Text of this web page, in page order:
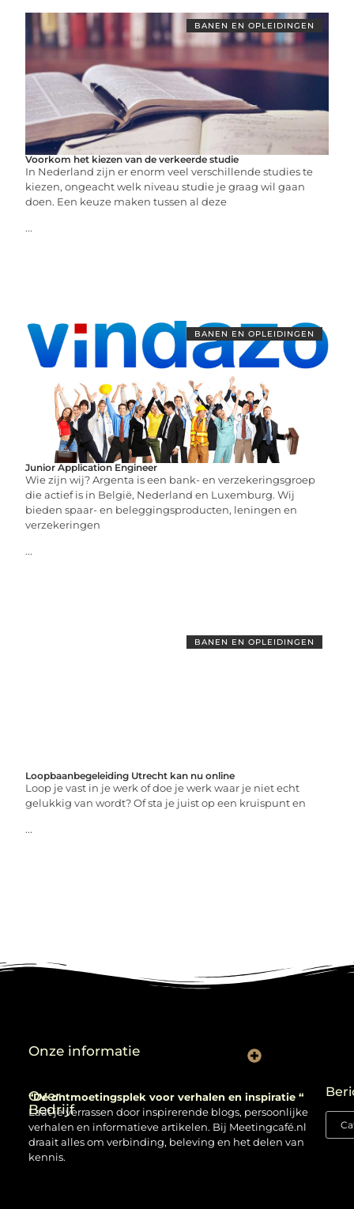
BANEN EN OPLEIDINGEN
Voorkom het kiezen van de verkeerde studie
In Nederland zijn er enorm veel verschillende studies te
kiezen, ongeacht welk niveau studie je graag wil gaan
doen. Een keuze maken tussen al deze
...
BANEN EN OPLEIDINGEN
Junior Application Engineer
Wie zijn wij? Argenta is een bank- en verzekeringsgroep
die actief is in België, Nederland en Luxemburg. Wij
bieden spaar- en beleggingsproducten, leningen en
verzekeringen
...
BANEN EN OPLEIDINGEN
Loopbaanbegeleiding Utrecht kan nu online
Loop je vast in je werk of doe je werk waar je niet echt
gelukkig van wordt? Of sta je juist op een kruispunt en
...
Over
Bedrijf
“Dé ontmoetingsplek voor verhalen en inspiratie “
Laat je verrassen door inspirerende blogs, persoonlijke
verhalen en informatieve artikelen. Bij Meetingcafé.nl
draait alles om verbinding, beleving en het delen van
kennis.
Onze informatie